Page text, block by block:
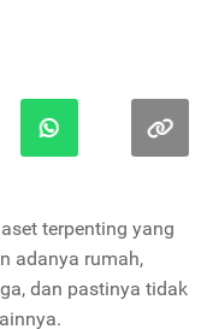
terpenting yang
adanya rumah,
dan pastinya tidak